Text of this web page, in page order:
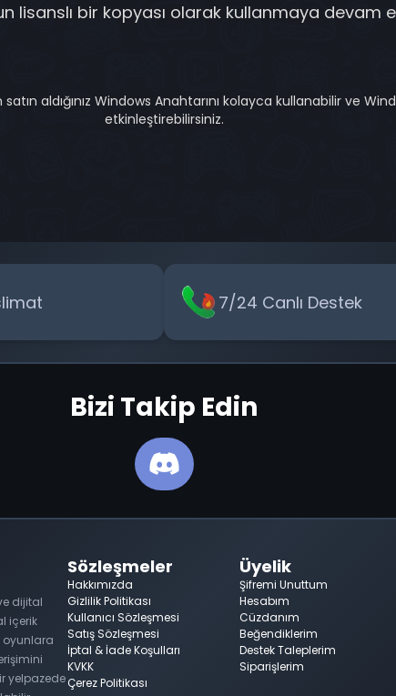
lisanslı bir kopyası olarak kullanmaya devam
aldığınız Windows Anahtarını kolayca kullanabilir ve
etkinleştirebilirsiniz.
7/24 Canlı Destek
Bizi Takip Edin
dijital
içerik
oyunlara
yelpazede
Sözleşmeler
Hakkımızda
Gizlilik Politikası
Kullanıcı Sözleşmesi
Satış Sözleşmesi
İptal & İade Koşulları
KVKK
Çerez Politikası
Üyelik
Şifremi Unuttum
Hesabım
Cüzdanım
Beğendiklerim
Destek Taleplerim
Siparişlerim